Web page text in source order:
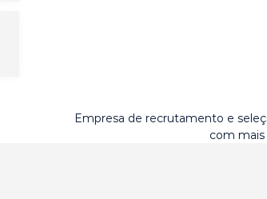
Empresa de recrutamento e
com